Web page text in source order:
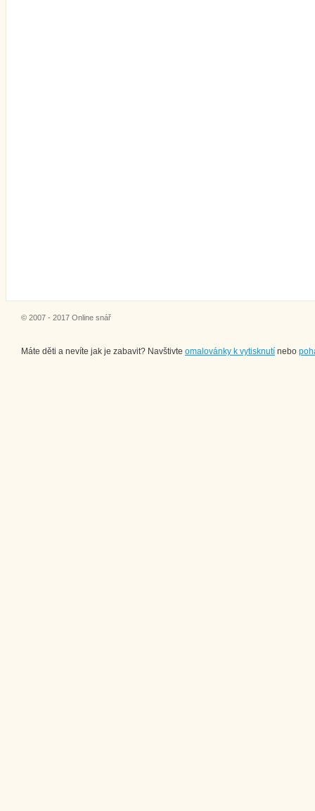
© 2007 - 2017 Online snář
Máte děti a nevíte jak je zabavit? Navštivte omalovánky k vytisknutí nebo